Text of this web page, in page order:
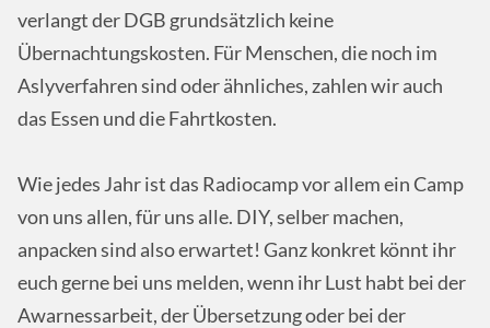
verlangt der DGB grundsätzlich keine
Übernachtungskosten. Für Menschen, die noch im
Aslyverfahren sind oder ähnliches, zahlen wir auch
das Essen und die Fahrtkosten.
Wie jedes Jahr ist das Radiocamp vor allem ein Camp
von uns allen, für uns alle. DIY, selber machen,
anpacken sind also erwartet! Ganz konkret könnt ihr
euch gerne bei uns melden, wenn ihr Lust habt bei der
Awarnessarbeit, der Übersetzung oder bei der